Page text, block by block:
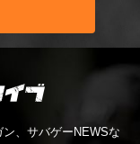
、サバゲーNEWSな